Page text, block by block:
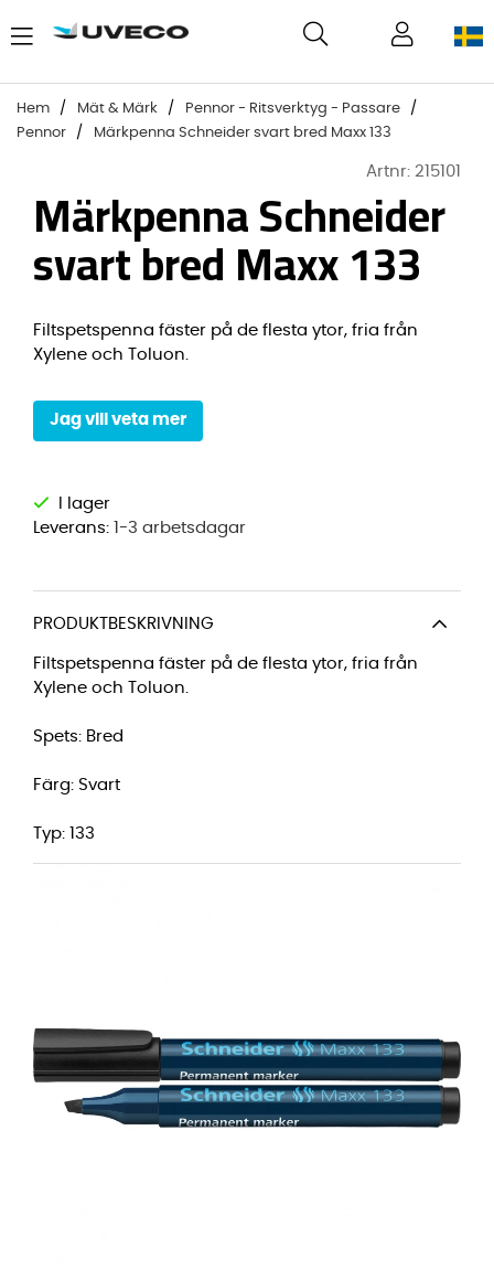
Hem Mät & Märk
Pennor - Ritsverktyg - Passare
Pennor
Märkpenna Schneider svart bred Maxx 133
Artnr: 215101
Märkpenna Schneider
svart bred Maxx 133
Filtspetspenna fäster på de flesta ytor, fria från
Xylene och Toluon.
Jag vill veta mer
Leverans: 1-3 arbetsdagar
PRODUKTBESKRIVNING
Filtspetspenna fäster på de flesta ytor, fria från
Xylene och Toluon.
Spets: Bred
Färg: Svart
Typ: 133